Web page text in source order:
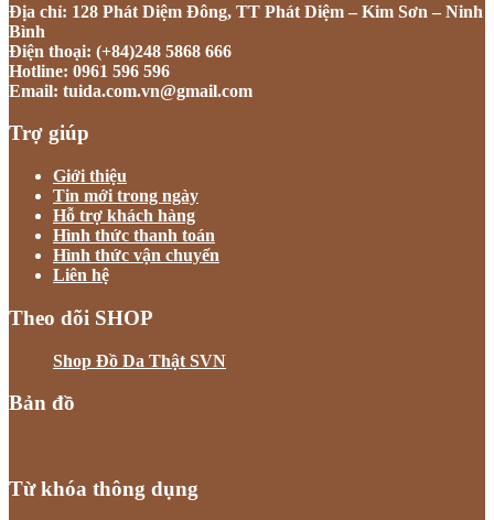
Địa chỉ: 128 Phát Diệm Đông, TT Phát Diệm – Kim Sơn – Ninh
Bình
Điện thoại: (+84)248 5868 666
Hotline: 0961 596 596
Email: tuida.com.vn@gmail.com
Trợ giúp
Giới thiệu
Tin mới trong ngày
Hỗ trợ khách hàng
Hình thức thanh toán
Hình thức vận chuyển
Liên hệ
Theo dõi SHOP
Shop Đồ Da Thật SVN
Bản đồ
Từ khóa thông dụng